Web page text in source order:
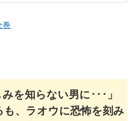
巻
を知らない男に･･･」
も、ラオウに恐怖を刻み